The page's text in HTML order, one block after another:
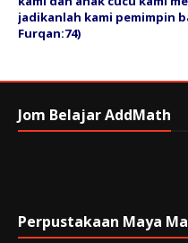
jadikanlah kami pemimpin
Furqan:74)
Jom Belajar AddMath
Perpustakaan Maya